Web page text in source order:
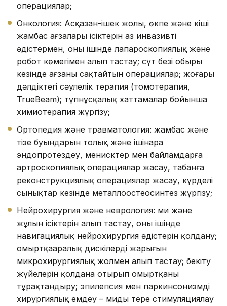
операциялар;
Онкология: Асқазан-ішек жолы, өкпе және кіші
жамбас ағзалары ісіктерін аз инвазивті
әдістермен, оның ішінде лапароскопиялық және
робот көмегімен алып тастау; сүт безі обыры
кезінде ағзаны сақтайтын операциялар; жоғары
дәлдіктегі сәулелік терапия (томотерапия,
TrueBeam); түпнұсқалық хаттамалар бойынша
химиотерапия жүргізу;
Ортопедия және травматология: жамбас және
тізе буындарын толық және ішінара
эндопротездеу, менисктер мен байламдарға
артроскопиялық операциялар жасау, табанға
реконструкциялық операциялар жасау, күрделі
сынықтар кезінде металлоостеосинтез жүргізу;
Нейрохирургия және неврология: ми және
жұлын ісіктерін алып тастау, оның ішінде
навигациялық нейрохирургия әдістерін қолдану;
омыртқааралық дискілердің жарығын
микрохирургиялық жолмен алып тастау; бекіту
жүйелерін қолдана отырып омыртқаны
тұрақтандыру; эпилепсия мен паркинсонизмді
хирургиялық емдеу – миды терең стимуляциялау